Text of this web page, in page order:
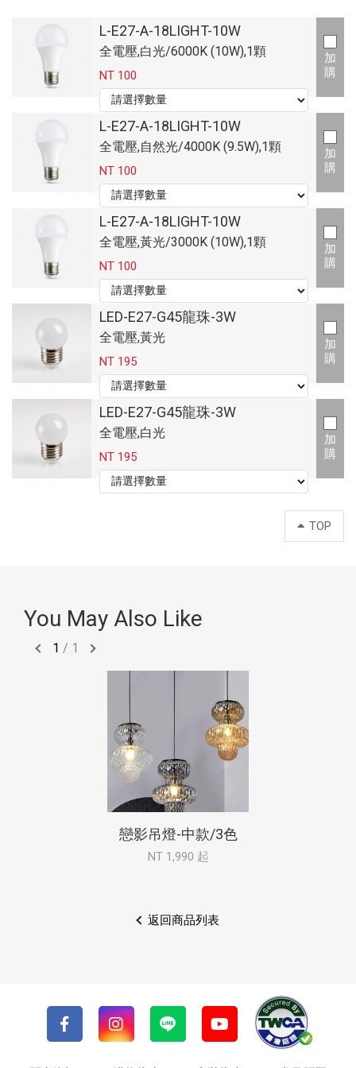
L-E27-A-18LIGHT-10W
全電壓,白光/6000K (10W),1顆
NT 100
加
購
L-E27-A-18LIGHT-10W
全電壓,自然光/4000K (9.5W),1顆
NT 100
加
購
L-E27-A-18LIGHT-10W
全電壓,黃光/3000K (10W),1顆
NT 100
加
購
LED-E27-G45龍珠-3W
全電壓,黃光
NT 195
加
購
LED-E27-G45龍珠-3W
全電壓,白光
NT 195
加
購
TOP
You May Also Like
1 / 1
戀影吊燈-中款/3色
NT 1,990 起
返回商品列表